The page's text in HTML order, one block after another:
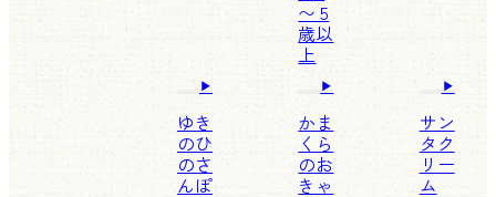
〜 5
歳以
上
ゆき
のひ
のさ
んぽ
かま
くら
のお
きゃ
サン
タク
リー
ム